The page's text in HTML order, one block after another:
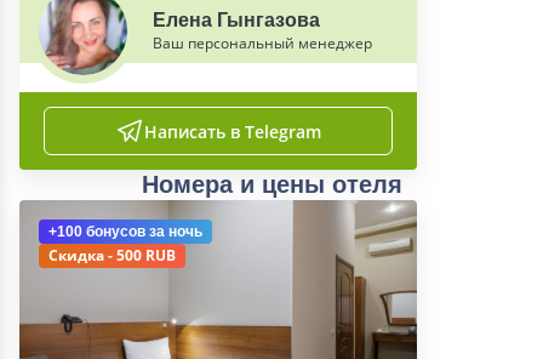
Елена Гынгазова
Ваш персональный менеджер
Написать в Telegram
Номера и цены отеля
+100 бонусов за ночь
Скидка - 500 RUB